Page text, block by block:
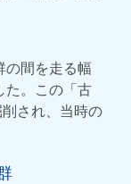
の間を走る幅
た。この「古
され、当時の